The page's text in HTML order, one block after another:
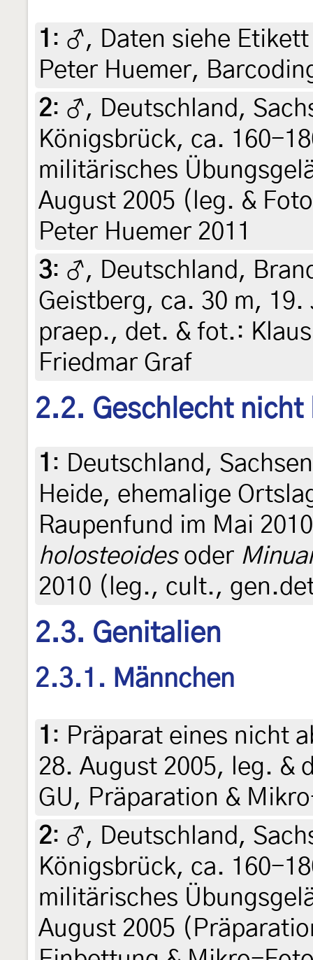
1 : ♂, Daten siehe
Peter Huemer,
2: ♂, Deutschland,
Königsbrück, ca. 160-
militärisches
August 2005 (leg. &
Peter Huemer 2011
3: ♂, Deutschland,
Geistberg, ca. 30 m,
praep., det. & fot.:
Friedmar Graf
2.2. Geschlecht nicht
1 : Deutschland,
Heide, ehemalige
Raupenfund im Mai
holosteoidesoder
2010 (leg., cult.,
2.3. Genitalien
2.3.1. Männchen
1 : Präparat eines nicht
28. August 2005, leg. &
GU, Präparation &
2: ♂, Deutschland,
Königsbrück, ca. 160-
militärisches
August 2005